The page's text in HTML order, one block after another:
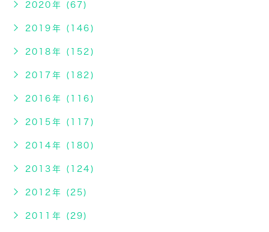
2020年 (67)
2019年 (146)
2018年 (152)
2017年 (182)
2016年 (116)
2015年 (117)
2014年 (180)
2013年 (124)
2012年 (25)
2011年 (29)